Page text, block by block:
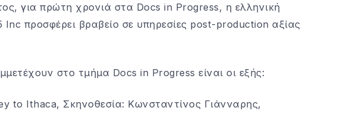
για πρώτη χρονιά στα Docs in Progress, η ελληνική
προσφέρει βραβείο σε υπηρεσίες post-production αξίας
στο τμήμα Docs in Progress είναι οι εξής:
to Ithaca, Σκηνοθεσία: Κωνσταντίνος Γιάνναρης,